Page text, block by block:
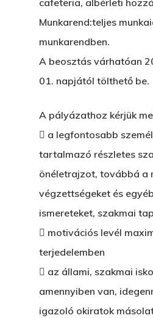
cafeteria, albérleti
Munkarend:teljes
munkarendben.
A beosztás várhatóan
01. napjától tölthető be.
A pályázathoz kérjük
 a legfontosabb
tartalmazó részletes
önéletrajzot, továbbá a
végzettségeket és
ismereteket, szakmai
 motivációs levél
terjedelemben
 az állami, szakmai
amennyiben van,
igazoló okiratok